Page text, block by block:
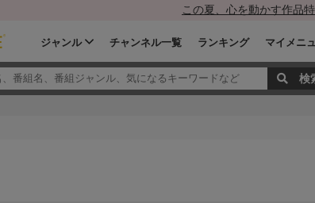
この夏、心を動かす作品
ジャンル チャンネル一覧 ランキング マイメニ